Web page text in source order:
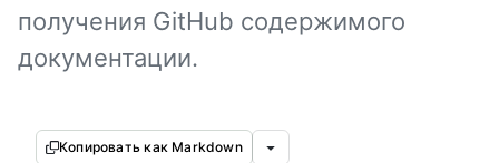
получения GitHub содержимого
документации.
Копировать как Markdown